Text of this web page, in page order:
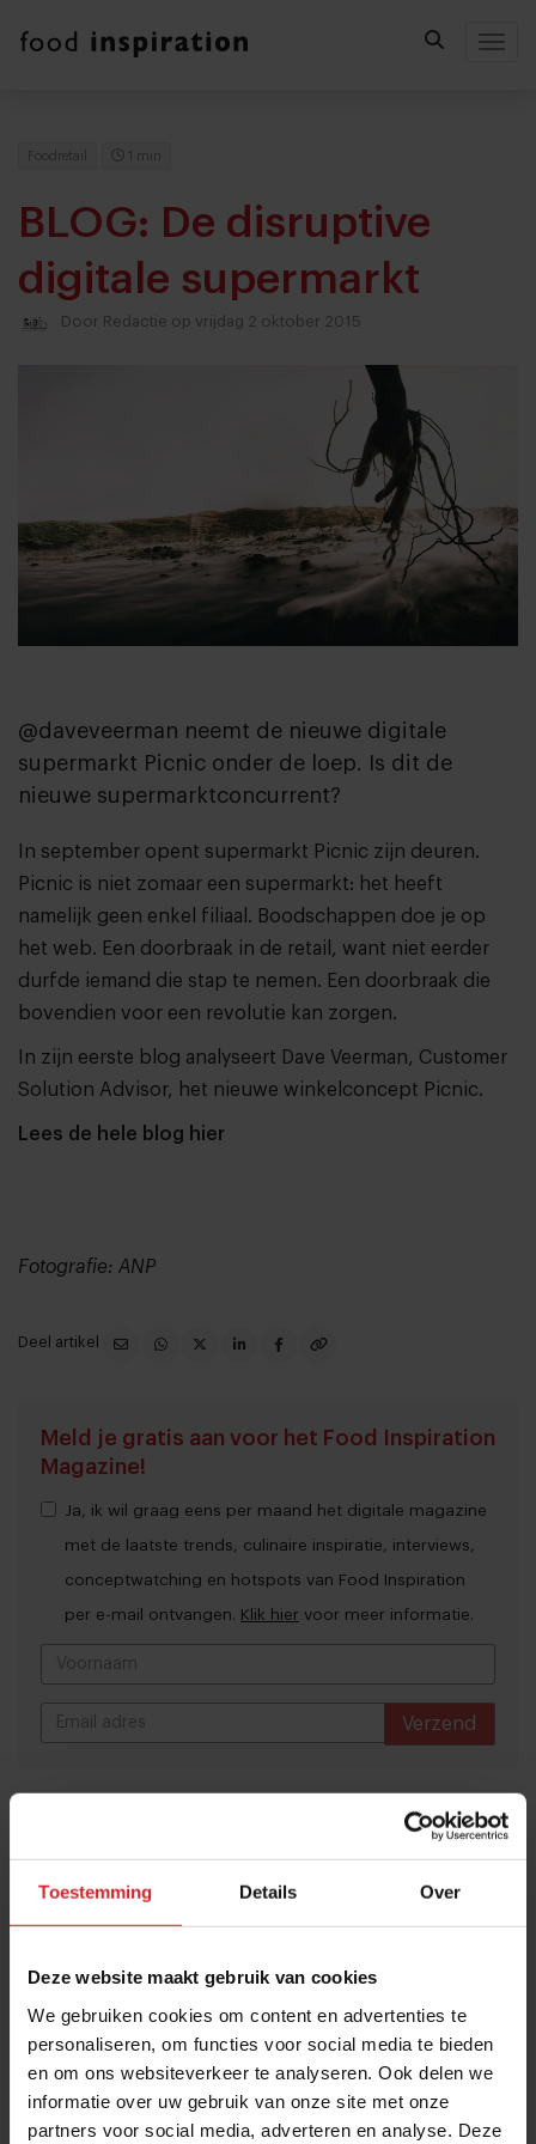
Toestemming Details Over
Deze website maakt gebruik van cookies
We gebruiken cookies om content en advertenties te
personaliseren, om functies voor social media te bieden
en om ons websiteverkeer te analyseren. Ook delen we
informatie over uw gebruik van onze site met onze
partners voor social media, adverteren en analyse. Deze
Foodretail 1 min
BLOG: De disruptive
digitale supermarkt
Door Redactie op vrijdag 2 oktober 2015
@daveveerman neemt de nieuwe digitale
supermarkt Picnic onder de loep. Is dit de
nieuwe supermarktconcurrent?
In september opent supermarkt Picnic zijn deuren.
Picnic is niet zomaar een supermarkt: het heeft
namelijk geen enkel filiaal. Boodschappen doe je op
het web. Een doorbraak in de retail, want niet eerder
durfde iemand die stap te nemen. Een doorbraak die
bovendien voor een revolutie kan zorgen.
In zijn eerste blog analyseert Dave Veerman, Customer
Solution Advisor, het nieuwe winkelconcept Picnic.
Lees de hele blog hier
Fotografie: ANP
Deel artikel
Meld je gratis aan voor het Food Inspiration
Magazine!
Ja, ik wil graag eens per maand het digitale magazine
met de laatste trends, culinaire inspiratie, interviews,
conceptwatching en hotspots van Food Inspiration
per e-mail ontvangen. Klik hier voor meer informatie.
Verzend
dampende noedelsoep
3 augustus 2026
10 globale foodtrends: van
darmgezondheid en brainfood tot
23 juli 2026 | 6 min